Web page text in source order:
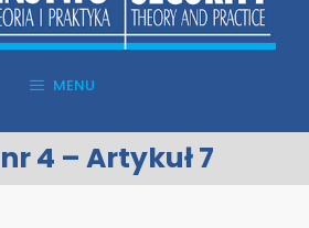
MENU
nr 4 – Artykuł 7